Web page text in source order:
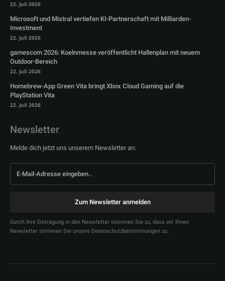
22. Juli 2026
Microsoft und Mistral vertiefen KI-Partnerschaft mit Milliarden-
Investment
22. Juli 2026
gamescom 2026: Koelnmesse veröffentlicht Hallenplan mit neuem
Outdoor-Bereich
22. Juli 2026
Homebrew-App Green Vita bringt Xbox Cloud Gaming auf die
PlayStation Vita
22. Juli 2026
Newsletter
Melde dich jetzt uns unserem Newsletter an:
Zum Newsletter anmelden
Durch Ihre Eintragung in den Newsletter stimmen Sie zu, dass wir Ihnen
Newsletter stimmen Sie unsere Datenschutzbestimmungen zu.